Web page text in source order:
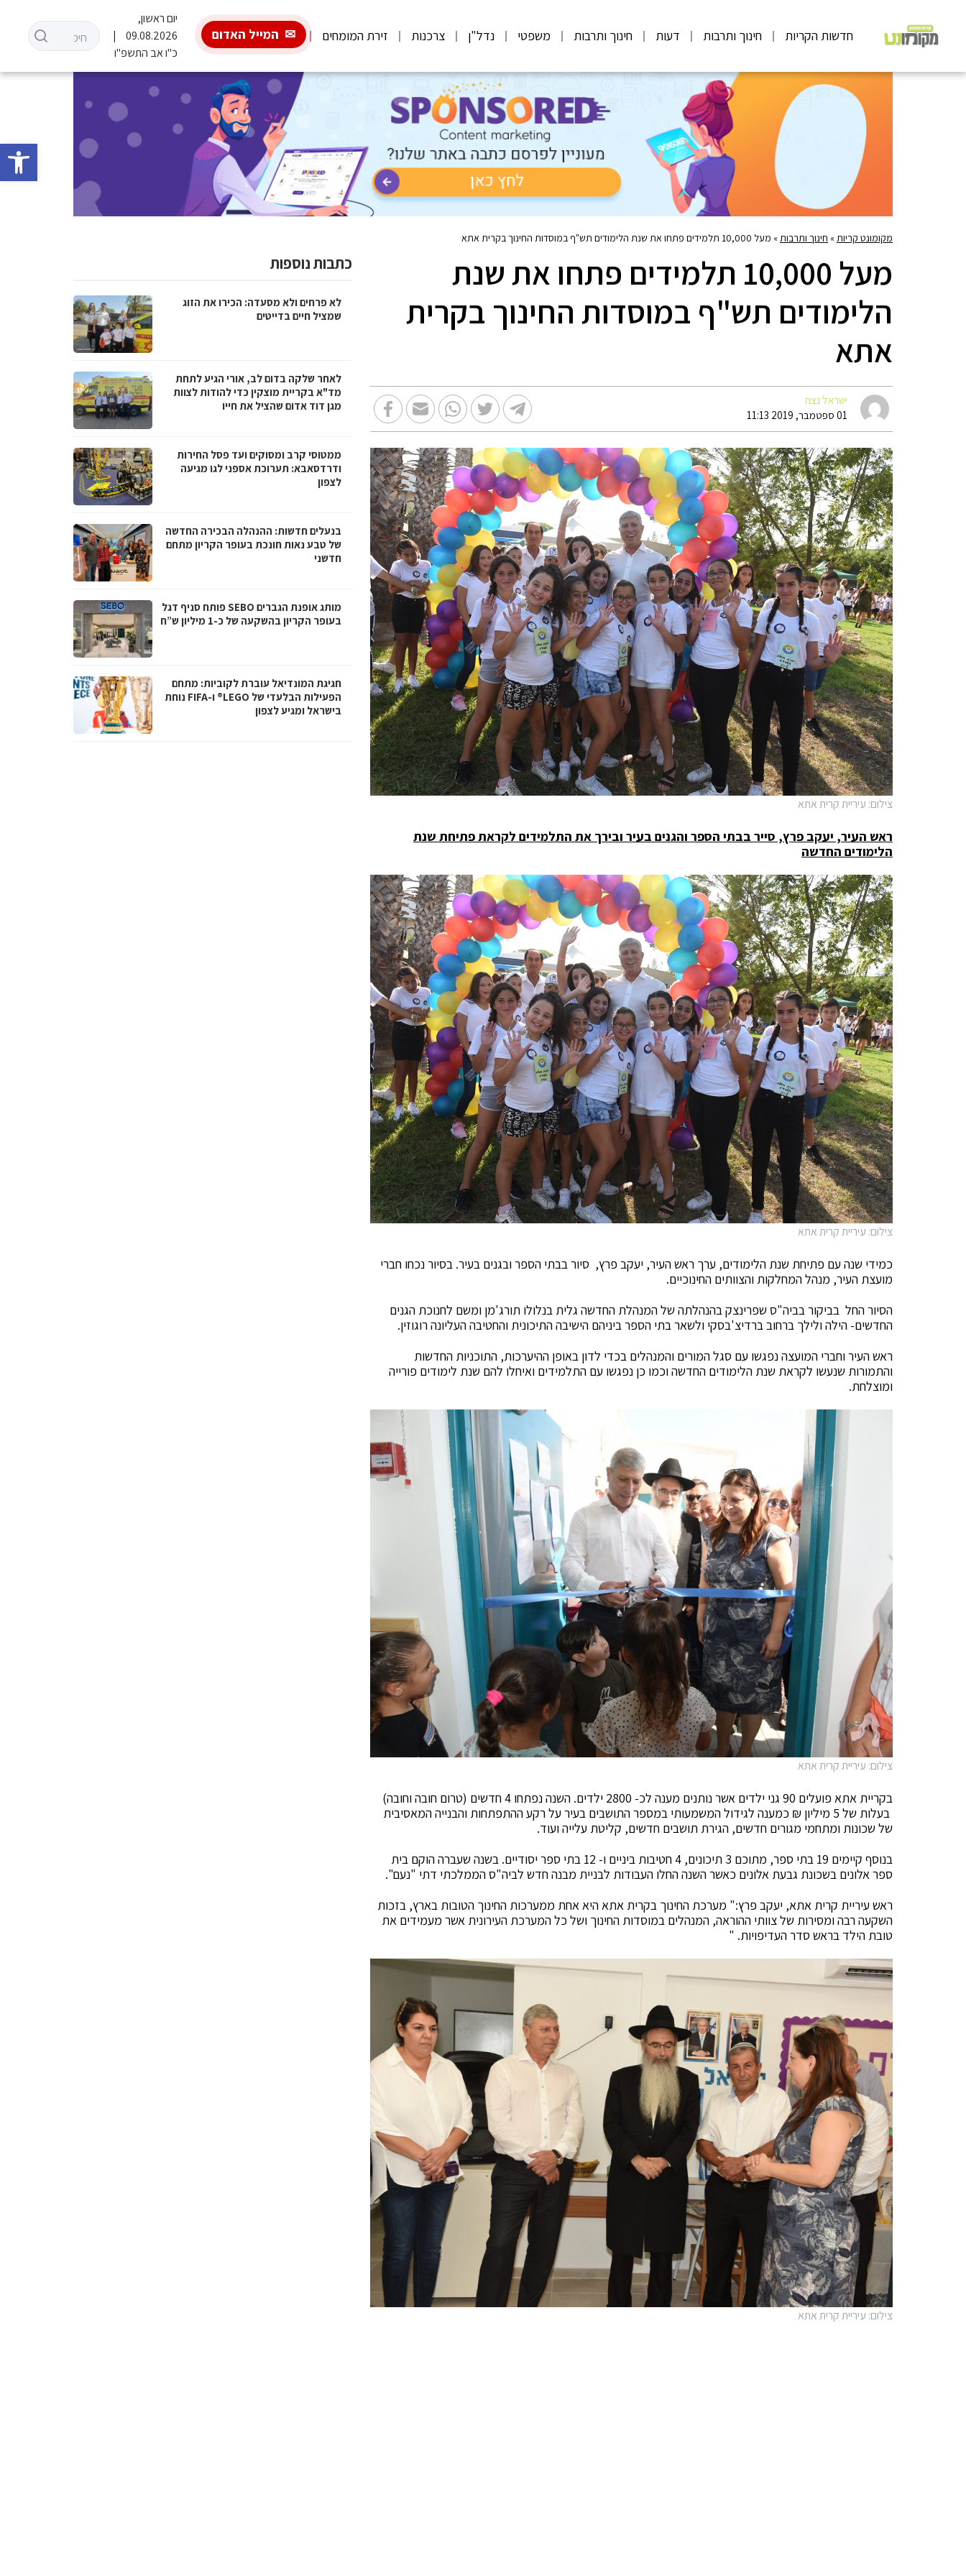
פתח
חדשות הקריות חינוך ותרבות דעות חינוך ותרבות משפטי נדל"ן צרכנות זירת המומחים המייל האדום
יום ראשון,
09.08.2026
כ"ו אב התשפ"ו
מקומונט קריות » חינוך ותרבות » מעל 10,000 תלמידים פתחו את שנת הלימודים תש"ף במוסדות החינוך בקרית אתא
מעל 10,000 תלמידים פתחו את שנת
הלימודים תש"ף במוסדות החינוך בקרית
אתא
ישראל נצח
01 ספטמבר, 2019 11:13
צילום: עיריית קרית אתא
ראש העיר, יעקב פרץ, סייר בבתי הספר והגנים בעיר ובירך את התלמידים לקראת פתיחת שנת
הלימודים החדשה
צילום: עיריית קרית אתא
כמידי שנה עם פתיחת שנת הלימודים, ערך ראש העיר, יעקב פרץ, סיור בבתי הספר ובגנים בעיר. בסיור נכחו חברי
מועצת העיר, מנהל המחלקות והצוותים החינוכיים.
הסיור החל בביקור בביה"ס שפרינצק בהנהלתה של המנהלת החדשה גלית בנלולו תורג'מן ומשם לחנוכת הגנים
החדשים- הילה ולילך ברחוב ברדיצ'בסקי ולשאר בתי הספר ביניהם הישיבה התיכונית והחטיבה העליונה רוגוזין.
ראש העיר וחברי המועצה נפגשו עם סגל המורים והמנהלים בכדי לדון באופן ההיערכות, התוכניות החדשות
והתמורות שנעשו לקראת שנת הלימודים החדשה וכמו כן נפגשו עם התלמידים ואיחלו להם שנת לימודים פורייה
ומוצלחת.
צילום: עיריית קרית אתא
בקריית אתא פועלים 90 גני ילדים אשר נותנים מענה לכ- 2800 ילדים. השנה נפתחו 4 חדשים (טרום חובה וחובה)
בעלות של 5 מיליון ₪ כמענה לגידול המשמעותי במספר התושבים בעיר על רקע ההתפתחות והבנייה המאסיבית
של שכונות ומתחמי מגורים חדשים, הגירת תושבים חדשים, קליטת עלייה ועוד.
בנוסף קיימים 19 בתי ספר, מתוכם 3 תיכונים, 4 חטיבות ביניים ו- 12 בתי ספר יסודיים. בשנה שעברה הוקם בית
ספר אלונים בשכונת גבעת אלונים כאשר השנה החלו העבודות לבניית מבנה חדש לביה"ס הממלכתי דתי "נעם".
ראש עיריית קרית אתא, יעקב פרץ:" מערכת החינוך בקרית אתא היא אחת ממערכות החינוך הטובות בארץ, בזכות
השקעה רבה ומסירות של צוותי ההוראה, המנהלים במוסדות החינוך ושל כל המערכת העירונית אשר מעמידים את
טובת הילד בראש סדר העדיפויות. "
צילום: עיריית קרית אתא
כתבות נוספות
לא פרחים ולא מסעדה: הכירו את הזוג
שמציל חיים בדייטים
לאחר שלקה בדום לב, אורי הגיע לתחת
מד"א בקריית מוצקין כדי להודות לצוות
מגן דוד אדום שהציל את חייו
ממטוסי קרב ומסוקים ועד פסל החירות
ודרדסאבא: תערוכת אספני לגו מגיעה
לצפון
בנעלים חדשות: ההנהלה הבכירה החדשה
של טבע נאות חונכת בעופר הקריון מתחם
חדשני
מותג אופנת הגברים SEBO פותח סניף דגל
בעופר הקריון בהשקעה של כ-1 מיליון ש”ח
חגיגת המונדיאל עוברת לקוביות: מתחם
הפעילות הבלעדי של LEGO® ו-FIFA נוחת
בישראל ומגיע לצפון